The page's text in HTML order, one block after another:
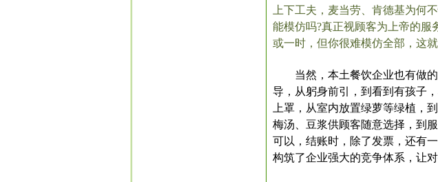
上下工夫，麦当劳、肯德基为何
能模仿吗?真正视顾客为上帝的服
或一时，但你很难模仿全部，这
当然，本土餐饮企业也有做
导，从躬身前引，到看到有孩子
上罩，从室内放置绿萝等绿植，
梅汤、豆浆供顾客随意选择，到
可以，结账时，除了发票，还有
构筑了企业强大的竞争体系，让对